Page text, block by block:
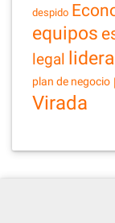
despido
equipos
legal
plan de negocio
Virada